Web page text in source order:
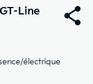
Line
électrique